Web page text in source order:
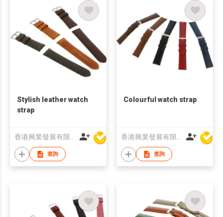
Stylish leather watch
strap
香港興業發展有限公司
查詢
Colourful watch strap
香港興業發展有限公司
查詢